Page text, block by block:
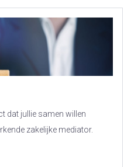
dat jullie samen willen
zakelijke mediator.